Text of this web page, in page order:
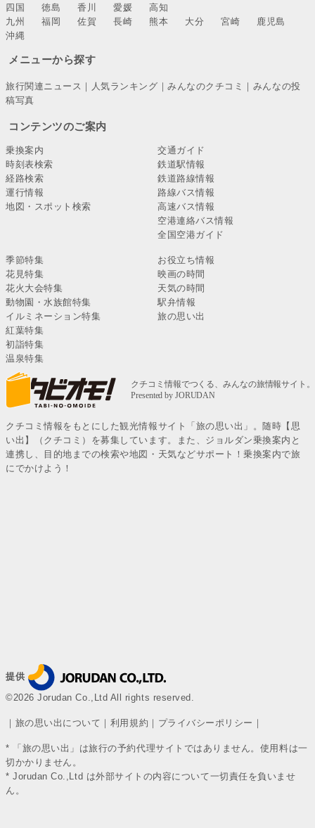
四国
徳島 香川 愛媛
高知
九州
福岡 佐賀 長崎 熊本 大分 宮崎
鹿児島
沖縄
メニューから探す
旅行関連ニュース ｜ 人気ランキング ｜みんなのクチコミ ｜ みんなの投
稿写真
コンテンツのご案内
乗換案内
時刻表検索
経路検索
運行情報
地図・スポット検索
交通ガイド
鉄道駅情報
鉄道路線情報
路線バス情報
高速バス情報
空港連絡バス情報
全国空港ガイド
季節特集
花見特集
花火大会特集
動物園・水族館特集
イルミネーション特集
紅葉特集
初詣特集
温泉特集
お役立ち情報
映画の時間
天気の時間
駅弁情報
旅の思い出
クチコミ情報をもとにした観光情報サイト「旅の思い出」。随時【思
い出】（クチコミ）を募集しています。また、ジョルダン乗換案内と
連携し、目的地までの検索や地図・天気などサポート！乗換案内で旅
にでかけよう！
提供
©2026 Jorudan Co.,Ltd All rights reserved.
｜ 旅の思い出について ｜ 利用規約 ｜ プライバシーポリシー ｜
* 「旅の思い出」は旅行の予約代理サイトではありません。使用料は一
切かかりません。
* Jorudan Co.,Ltd は外部サイトの内容について一切責任を負いませ
ん。